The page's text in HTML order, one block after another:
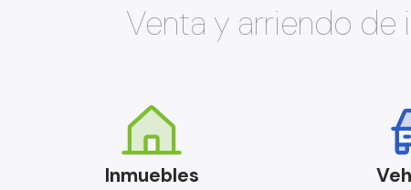
Venta y arriendo de
Inmuebles